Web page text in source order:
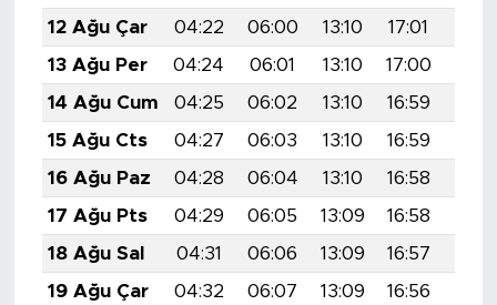
12 Ağu Çar
04:22 06:00 13:10 17:01
13 Ağu Per
04:24 06:01 13:10 17:00
14 Ağu Cum
04:25 06:02 13:10 16:59
15 Ağu Cts
04:27 06:03 13:10 16:59
16 Ağu Paz
04:28 06:04 13:10 16:58
17 Ağu Pts
04:29 06:05 13:09 16:58
18 Ağu Sal
04:31 06:06 13:09 16:57
19 Ağu Çar
04:32 06:07 13:09 16:56